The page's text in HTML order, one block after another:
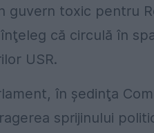
toxic pentru
că circulă în
USR.
în şedinţa
sprijinului